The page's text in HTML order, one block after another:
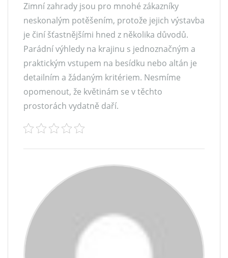
Zimní zahrady jsou pro mnohé zákazníky
neskonalým potěšením, protože jejich výstavba
je činí šťastnějšími hned z několika důvodů.
Parádní výhledy na krajinu s jednoznačným a
praktickým vstupem na besídku nebo altán je
detailním a žádaným kritériem. Nesmíme
opomenout, že květinám se v těchto
prostorách vydatně daří.